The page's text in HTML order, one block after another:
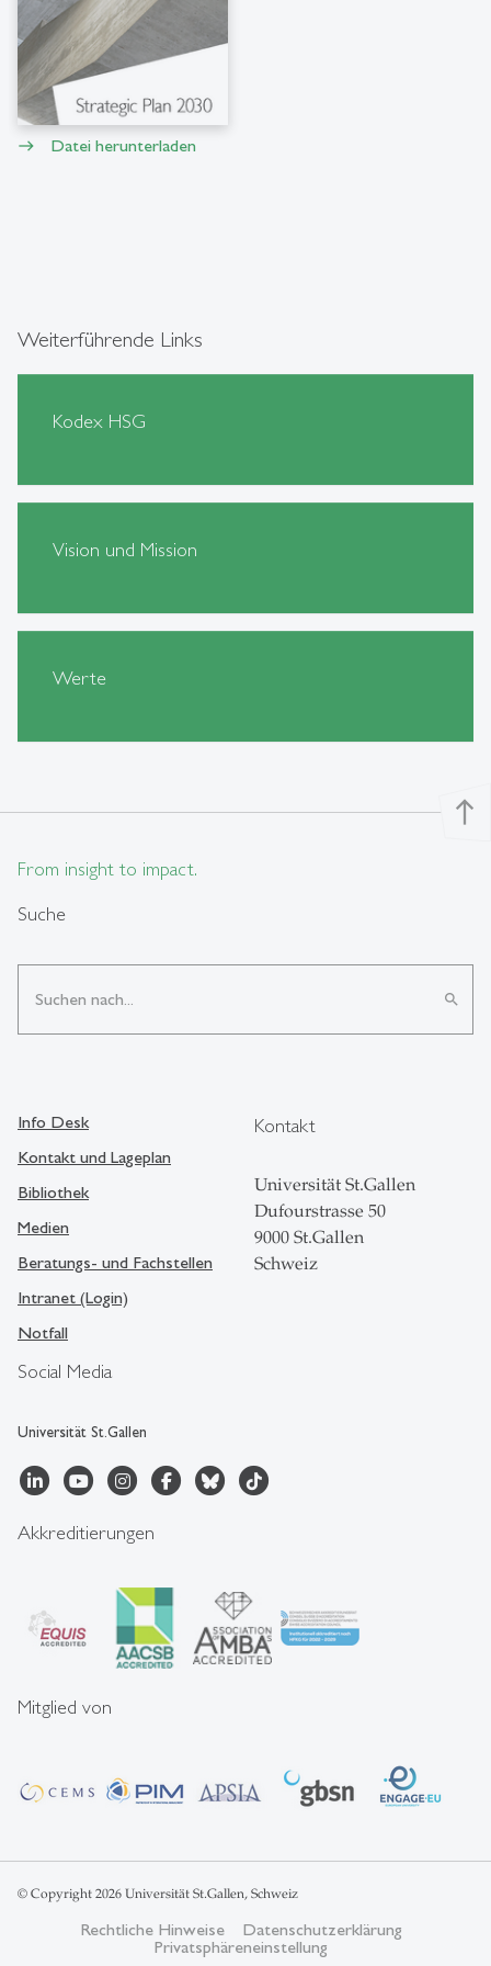
east Datei herunterladen
Weiterführende Links
Kodex HSG
Vision und Mission
Werte
north
From insight to impact.
Suche
search
Social Media
Universität St.Gallen
Info Desk
Kontakt und Lageplan
Bibliothek
Medien
Beratungs- und Fachstellen
Intranet (Login)
Notfall
Kontakt
Universität St.Gallen
Dufourstrasse 50
9000 St.Gallen
Schweiz
Akkreditierungen
Mitglied von
© Copyright 2026 Universität St.Gallen, Schweiz
Rechtliche Hinweise
Datenschutzerklärung
Privatsphäreneinstellung